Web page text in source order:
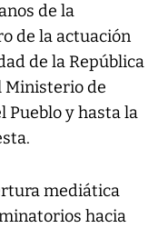
de la
de la actuación
de la República
Ministerio de
Pueblo y hasta la
mediática
hacia